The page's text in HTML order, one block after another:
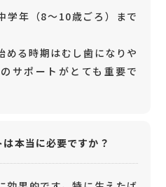
学年（8〜10歳ごろ）まで
める時期はむし歯になりや
サポートがとても重要で
本当に必要ですか？